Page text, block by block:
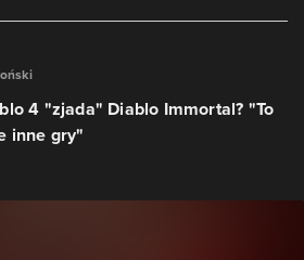
4 "zjada" Diablo Immortal? "To
inne gry"